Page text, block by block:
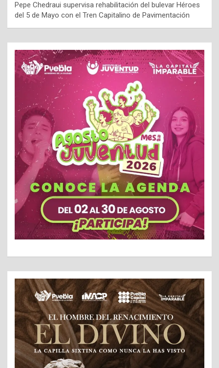
Pepe Chedraui supervisa rehabilitación del bulevar Héroes
del 5 de Mayo con el Tren Capitalino de Pavimentación